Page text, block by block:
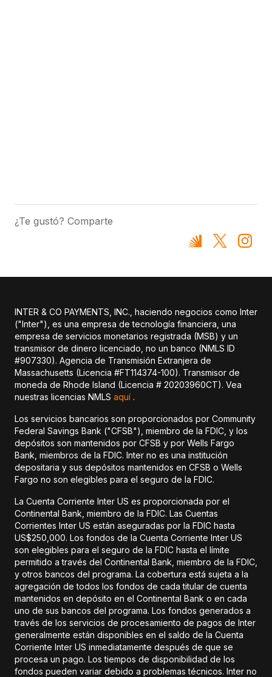
¿Te gustó? Comparte
INTER & CO PAYMENTS, INC., haciendo negocios como Inter
("Inter"), es una empresa de tecnología financiera, una
empresa de servicios monetarios registrada (MSB) y un
transmisor de dinero licenciado, no un banco (NMLS ID
#907330). Agencia de Transmisión Extranjera de
Massachusetts (Licencia #FT114374-100). Transmisor de
moneda de Rhode Island (Licencia # 20203960CT). Vea
nuestras licencias NMLS aquí .
Los servicios bancarios son proporcionados por Community
Federal Savings Bank ("CFSB"), miembro de la FDIC, y los
depósitos son mantenidos por CFSB y por Wells Fargo
Bank, miembros de la FDIC. Inter no es una institución
depositaria y sus depósitos mantenidos en CFSB o Wells
Fargo no son elegibles para el seguro de la FDIC.
La Cuenta Corriente Inter US es proporcionada por el
Continental Bank, miembro de la FDIC. Las Cuentas
Corrientes Inter US están aseguradas por la FDIC hasta
US$250,000. Los fondos de la Cuenta Corriente Inter US
son elegibles para el seguro de la FDIC hasta el límite
permitido a través del Continental Bank, miembro de la FDIC,
y otros bancos del programa. La cobertura está sujeta a la
agregación de todos los fondos de cada titular de cuenta
mantenidos en depósito en el Continental Bank o en cada
uno de sus bancos del programa. Los fondos generados a
través de los servicios de procesamiento de pagos de Inter
generalmente están disponibles en el saldo de la Cuenta
Corriente Inter US inmediatamente después de que se
procesa un pago. Los tiempos de disponibilidad de los
fondos pueden variar debido a problemas técnicos. Inter no